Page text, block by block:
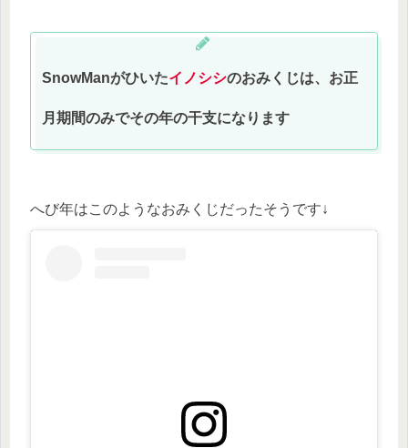
SnowManがひいたイノシシのおみくじは、お正
月期間のみでその年の干支になります
へび年はこのようなおみくじだったそうです↓